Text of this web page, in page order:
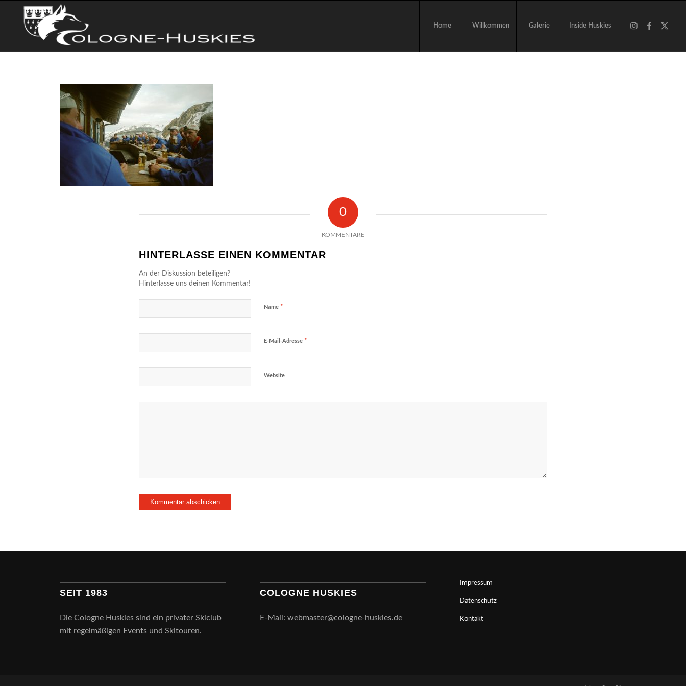
Home Willkommen Galerie Inside Huskies
0
KOMMENTARE
HINTERLASSE EINEN KOMMENTAR
An der Diskussion beteiligen?
Hinterlasse uns deinen Kommentar!
Name *
E-Mail-Adresse *
Website
SEIT 1983
Die Cologne Huskies sind ein privater Skiclub
mit regelmäßigen Events und Skitouren.
COLOGNE HUSKIES
E-Mail: webmaster@cologne-huskies.de
Impressum
Datenschutz
Kontakt